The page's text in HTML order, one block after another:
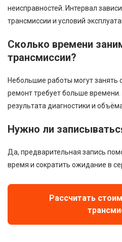
неисправностей. Интервал
трансмиссии и условий
Сколько времени
трансмиссии?
Небольшие работы могут занять
ремонт требует больше времени.
результата диагностики и
Нужно ли
Да, предварительная запись
время и сократить ожидание в
Рассчитать